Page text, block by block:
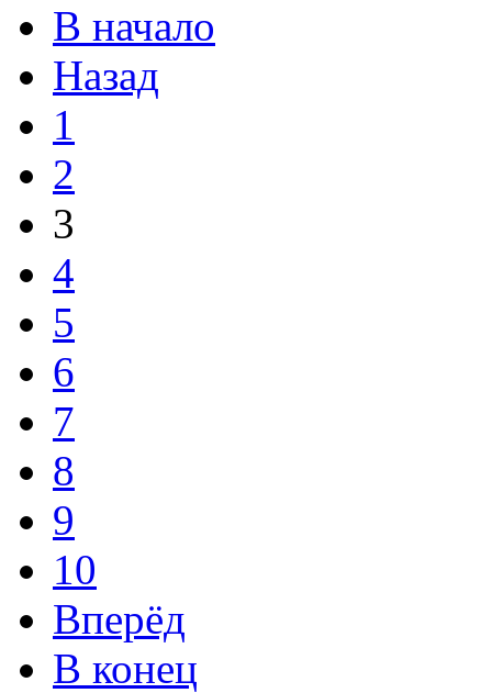
В начало
Назад
1
2
3
4
5
6
7
8
9
10
Вперёд
В конец